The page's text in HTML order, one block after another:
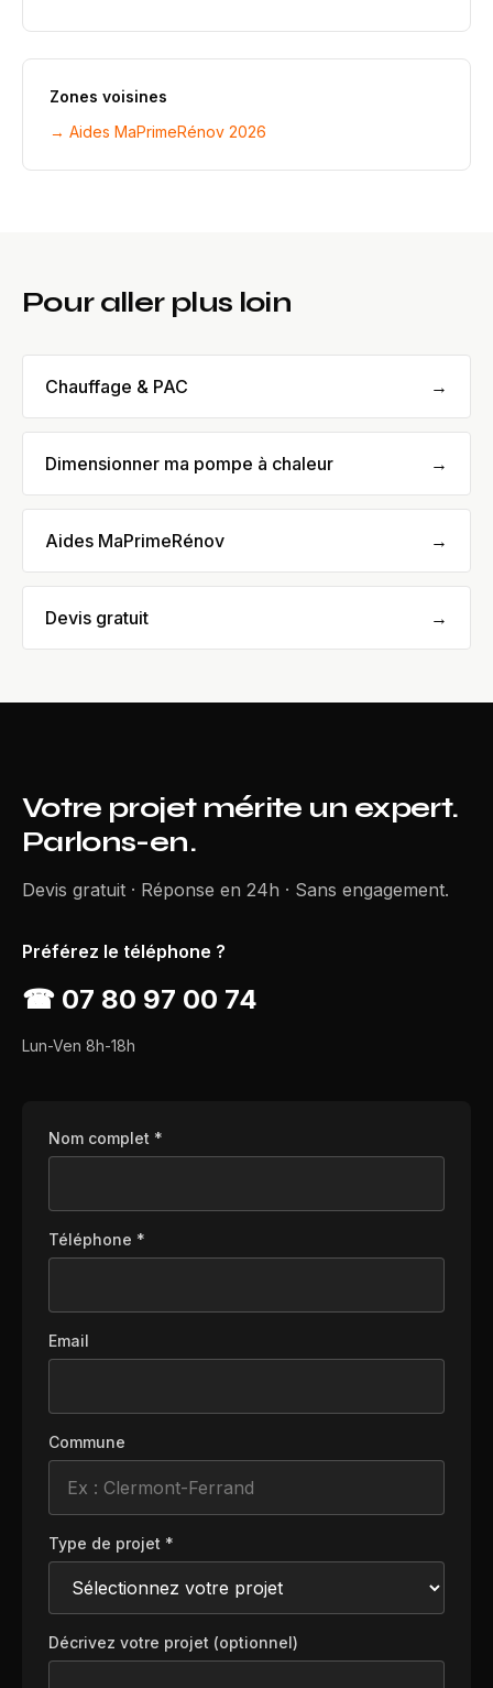
Zones voisines
→ Aides MaPrimeRénov 2026
Pour aller plus loin
Chauffage & PAC →
Dimensionner ma pompe à chaleur →
Aides MaPrimeRénov →
Devis gratuit →
Votre projet mérite un expert.
Parlons-en.
Devis gratuit · Réponse en 24h · Sans engagement.
Préférez le téléphone ?
☎ 07 80 97 00 74
Lun-Ven 8h-18h
Nom complet *
Téléphone *
Email
Commune
Type de projet *
Décrivez votre projet (optionnel)